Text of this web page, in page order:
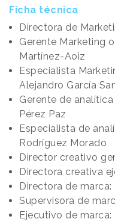
Ficha técnica
Directora de
Gerente Marketing
Martínez-Aoiz
Especialista
Alejandro García
Gerente de
Pérez Paz
Especialista de
Rodríguez Morado
Director creativo
Directora creativa
Directora de marca:
Supervisora de
Ejecutivo de